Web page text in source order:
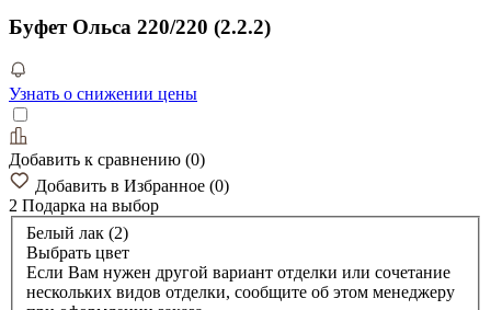
Буфет Ольса 220/220 (2.2.2)
Узнать о снижении цены
Добавить к сравнению (0)
Добавить в Избранное (0)
2 Подарка на выбор
Белый лак (2)
Выбрать цвет
Если Вам нужен другой вариант отделки или сочетание
нескольких видов отделки, сообщите об этом менеджеру